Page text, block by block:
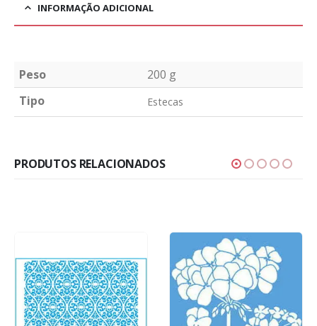
INFORMAÇÃO ADICIONAL
Peso
200 g
Tipo
Estecas
PRODUTOS RELACIONADOS